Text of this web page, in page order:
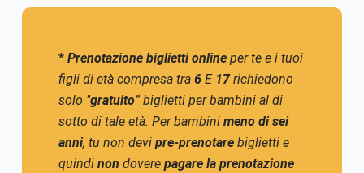
* Prenotazione biglietti onlineper te e i tuoi
figli di età compresa tra 6E 17richiedono
solo "gratuito” biglietti per bambini al di
sotto di tale età. Per bambini meno di sei
anni, tu non devi pre-prenotarebiglietti e
quindi non dovere pagare la prenotazione